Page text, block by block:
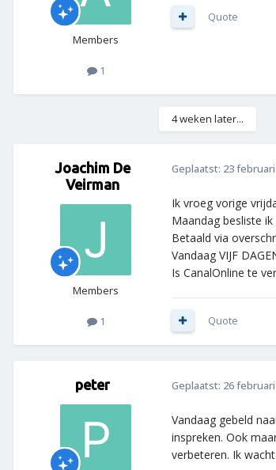
Members
1
Quote
4 weken later...
Joachim De
Veirman
Members
1
Geplaatst: 23
Ik vroeg vorige
Maandag besliste
Betaald via
Vandaag VIJF
Is CanalOnline te
Quote
peter Geplaatst: 26
Vandaag gebeld
inspreken. Ook
verbeteren. Ik